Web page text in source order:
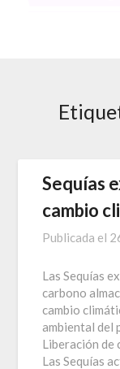
Sequías
cambio
Publicada el
Las Sequías
carbono
cambio
ambiental del
Liberación de
Las Sequías